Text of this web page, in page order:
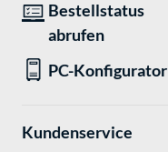
Bestellstatus
abrufen
PC-Konfigurator
Kundenservice